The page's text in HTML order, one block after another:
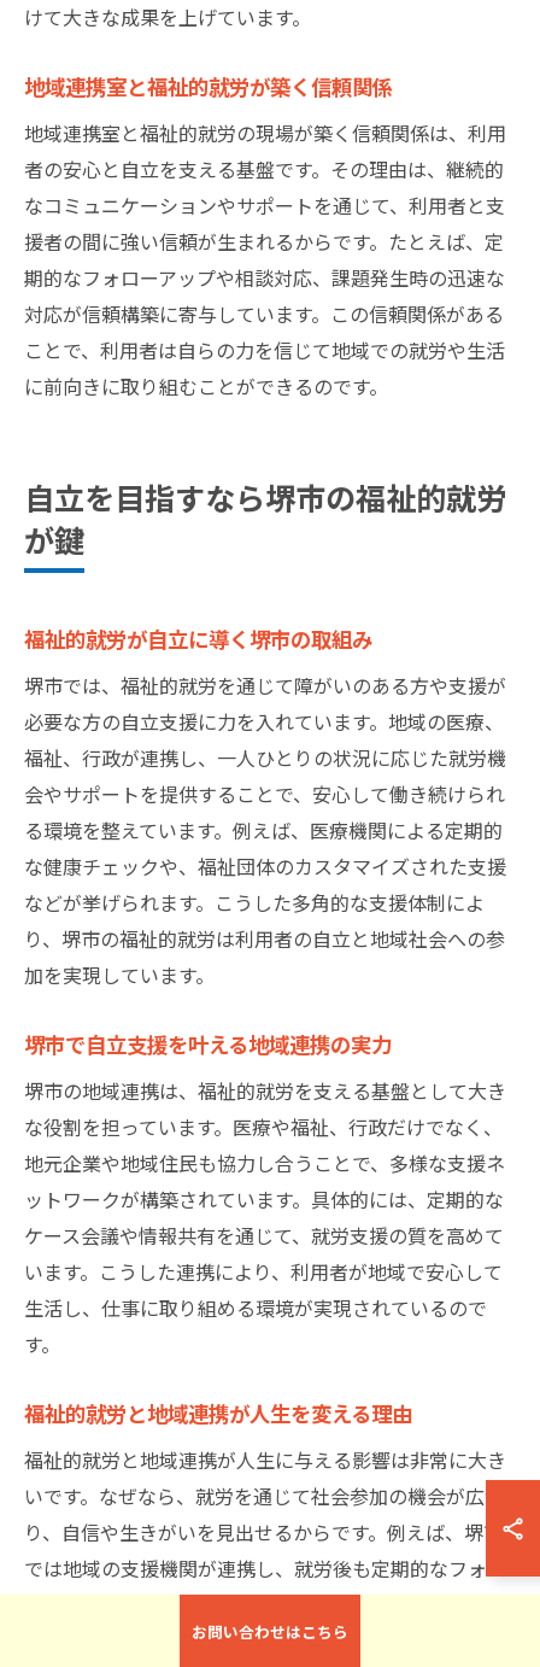
けて大きな成果を上げています。
地域連携室と福祉的就労が築く信頼関係
地域連携室と福祉的就労の現場が築く信頼関係は、利用
者の安心と自立を支える基盤です。その理由は、継続的
なコミュニケーションやサポートを通じて、利用者と支
援者の間に強い信頼が生まれるからです。たとえば、定
期的なフォローアップや相談対応、課題発生時の迅速な
対応が信頼構築に寄与しています。この信頼関係がある
ことで、利用者は自らの力を信じて地域での就労や生活
に前向きに取り組むことができるのです。
自立を目指すなら堺市の福祉的就労
が鍵
福祉的就労が自立に導く堺市の取組み
堺市では、福祉的就労を通じて障がいのある方や支援が
必要な方の自立支援に力を入れています。地域の医療、
福祉、行政が連携し、一人ひとりの状況に応じた就労機
会やサポートを提供することで、安心して働き続けられ
る環境を整えています。例えば、医療機関による定期的
な健康チェックや、福祉団体のカスタマイズされた支援
などが挙げられます。こうした多角的な支援体制によ
り、堺市の福祉的就労は利用者の自立と地域社会への参
加を実現しています。
堺市で自立支援を叶える地域連携の実力
堺市の地域連携は、福祉的就労を支える基盤として大き
な役割を担っています。医療や福祉、行政だけでなく、
地元企業や地域住民も協力し合うことで、多様な支援ネ
ットワークが構築されています。具体的には、定期的な
ケース会議や情報共有を通じて、就労支援の質を高めて
います。こうした連携により、利用者が地域で安心して
生活し、仕事に取り組める環境が実現されているので
す。
福祉的就労と地域連携が人生を変える理由
福祉的就労と地域連携が人生に与える影響は非常に大き
いです。なぜなら、就労を通じて社会参加の機会が広が
り、自信や生きがいを見出せるからです。例えば、堺市
では地域の支援機関が連携し、就労後も定期的なフォロ
ーアップや相談体制を整えています。このような取り組
みが、利用者の自己実現や生活の質向上につながってい
お問い合わせはこちら